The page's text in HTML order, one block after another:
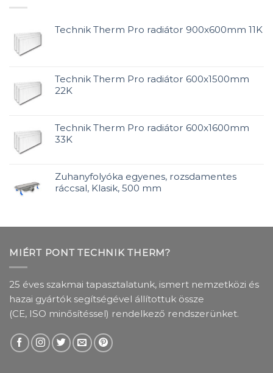
Technik Therm Pro radiátor 900x600mm 11K
Technik Therm Pro radiátor 600x1500mm
22K
Technik Therm Pro radiátor 600x1600mm
33K
Zuhanyfolyóka egyenes, rozsdamentes
ráccsal, Klasik, 500 mm
MIÉRT PONT TECHNIK THERM?
25 éves szakmai tapasztalatunk, ismert nemzetközi és
hazai gyártók segítségével állítottuk össze
(CE, ISO minősítéssel) rendelkező rendszerünket.